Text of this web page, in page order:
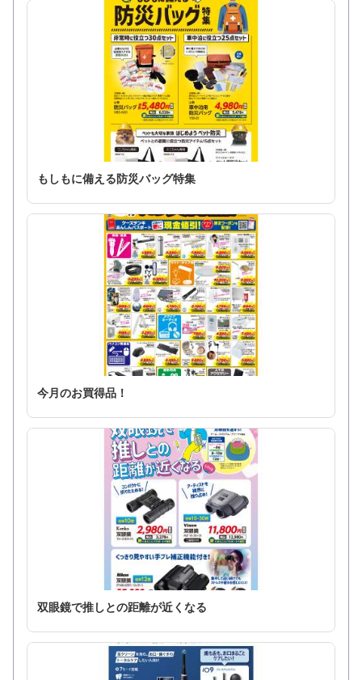
もしもに備える防災バッグ特集
今月のお買得品！
双眼鏡で推しとの距離が近くなる